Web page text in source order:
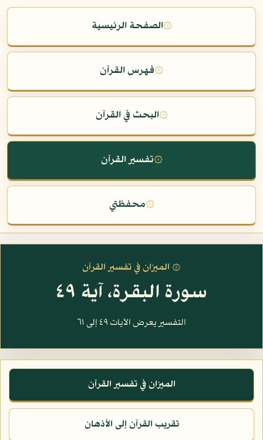
۞الصفحة الرئيسية
۞فهرس القرآن
۞البحث في القرآن
۞تفسير القرآن
۞محفظتي
۞ الميزان في تفسير القرآن
سورة البقرة، آية ٤٩
التفسير يعرض الآيات ٤٩ إلى ٦١
الميزان في تفسير القرآن
تقريب القرآن إلى الأذهان